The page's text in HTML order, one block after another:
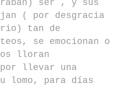
ser , y sus
( por desgracia
tan de
se emocionan o
lloran
por llevar una
lomo, para días